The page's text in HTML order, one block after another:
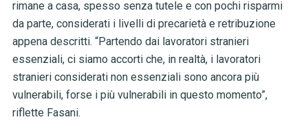
rimane a casa, spesso senza tutele e con pochi risparmi
da parte, considerati i livelli di precarietà e retribuzione
appena descritti. “Partendo dai lavoratori stranieri
essenziali, ci siamo accorti che, in realtà, i lavoratori
stranieri considerati non essenziali sono ancora più
vulnerabili, forse i più vulnerabili in questo momento”,
riflette Fasani.